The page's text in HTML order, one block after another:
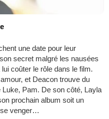
une date pour leur
secret malgré les nausées
coûter le rôle dans le film.
et Deacon trouve du
Pam. De son côté, Layla
prochain album soit un
venger…